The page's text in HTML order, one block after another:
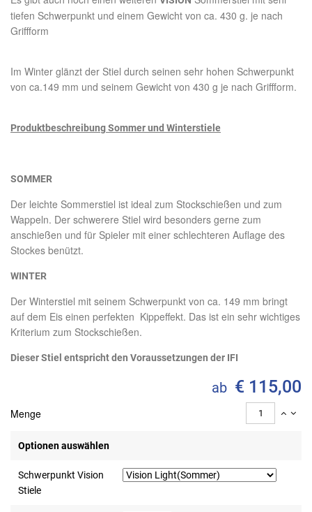
tiefen Schwerpunkt und einem Gewicht von ca. 430 g. je nach
Griffform
Im Winter glänzt der Stiel durch seinen sehr hohen Schwerpunkt
von ca.149 mm und seinem Gewicht von 430 g je nach Griffform.
Produktbeschreibung Sommer und Winterstiele
SOMMER
Der leichte Sommerstiel ist ideal zum Stockschießen und zum
Wappeln. Der schwerere Stiel wird besonders gerne zum
anschießen und für Spieler mit einer schlechteren Auflage des
Stockes benützt.
WINTER
Der Winterstiel mit seinem Schwerpunkt von ca. 149 mm bringt
auf dem Eis einen perfekten Kippeffekt. Das ist ein sehr wichtiges
Kriterium zum Stockschießen.
Dieser Stiel entspricht den Voraussetzungen der IFI
ab € 115,00
Menge
Optionen auswählen
Schwerpunkt Vision
Stiele